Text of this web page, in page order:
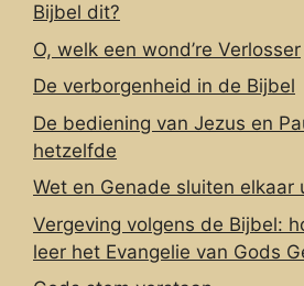
Bijbel dit?
O, welk een wond’re Verlosser
De verborgenheid in de Bijbel
De bediening van Jezus en
hetzelfde
Wet en Genade sluiten elkaar
Vergeving volgens de Bijbel:
leer het Evangelie van Gods